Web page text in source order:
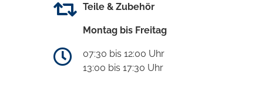
Teile & Zubehör
Montag bis Freitag
07:30 bis 12:00 Uhr
13:00 bis 17:30 Uhr